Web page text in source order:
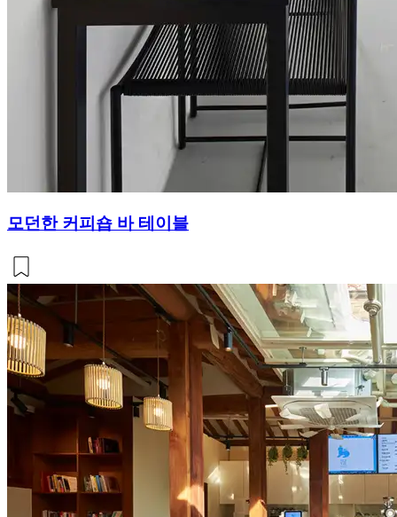
모던한 커피숍 바 테이블